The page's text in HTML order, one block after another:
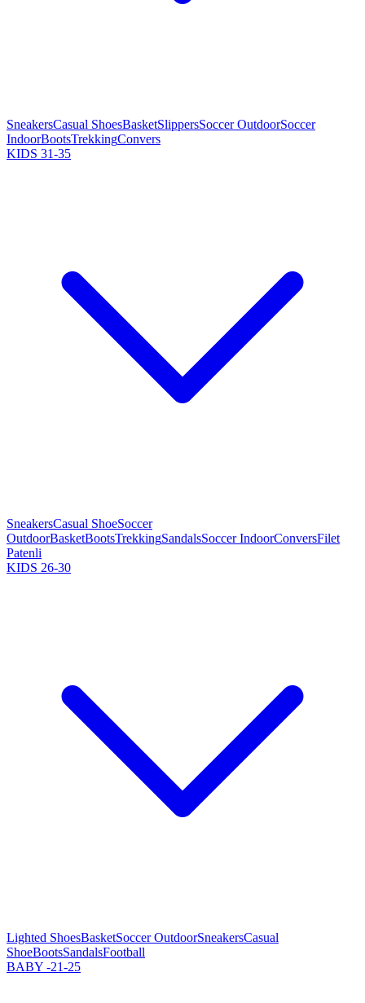
SneakersCasual ShoesBasketSlippersSoccer OutdoorSoccer
IndoorBootsTrekkingConvers
KIDS 31-35
SneakersCasual ShoeSoccer
OutdoorBasketBootsTrekkingSandalsSoccer IndoorConversFilet
Patenli
KIDS 26-30
Lighted ShoesBasketSoccer OutdoorSneakersCasual
ShoeBootsSandalsFootball
BABY -21-25